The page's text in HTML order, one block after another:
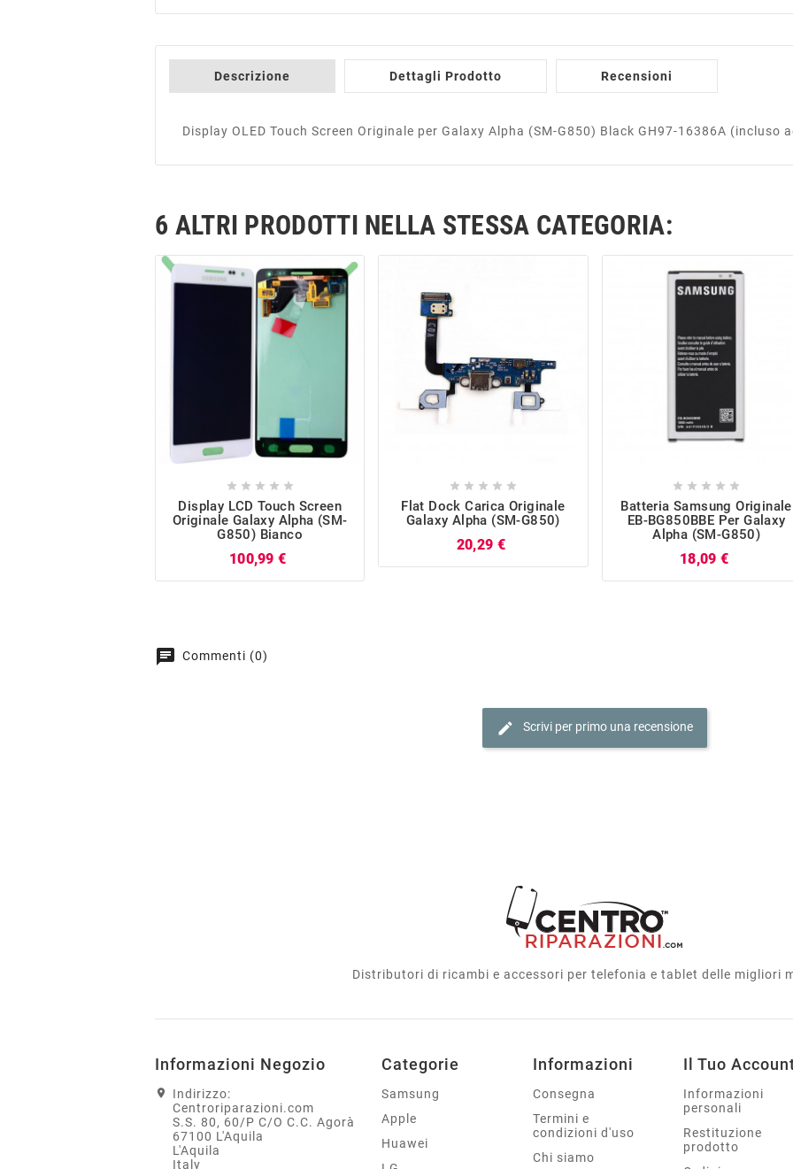
Descrizione Dettagli Prodotto Recensioni
Display OLED Touch Screen Originale per Galaxy Alpha (SM-G850) Black GH97-16386A (incluso
6 ALTRI PRODOTTI NELLA STESSA CATEGORIA:
    
Display LCD Touch Screen
Originale Galaxy Alpha (SM-
G850) Bianco
100,99 €
    
Flat Dock Carica Originale
Galaxy Alpha (SM-G850)
20,29 €
    
Batteria Samsung Originale
EB-BG850BBE Per Galaxy
Alpha (SM-G850)
18,09 €
chat Commenti (0)
edit Scrivi per primo una recensione
Distributori di ricambi e accessori per telefonia e tablet delle migliori
Informazioni Negozio
Indirizzo:
Centroriparazioni.com
S.S. 80, 60/P C/O C.C. Agorà
67100 L'Aquila
L'Aquila
Italy
Categorie
Samsung
Apple
Huawei
Informazioni
Consegna
Termini e
condizioni d'uso
Chi siamo
Il Tuo
Informazioni
personali
Restituzione
prodotto